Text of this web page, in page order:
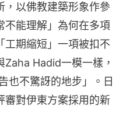
，以佛教建築形象作參
不能理解」為何在多項
工期縮短」一項被扣不
Hadid一模一樣，
也不驚訝的地步」。日
審對伊東方案採用的新